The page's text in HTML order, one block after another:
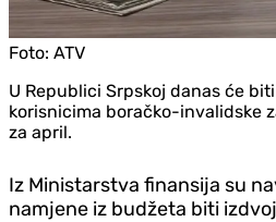
Foto: ATV
U Republici Srpskoj danas će
korisnicima boračko-invalidske
za april.
Iz Ministarstva finansija su
namjene iz budžeta biti